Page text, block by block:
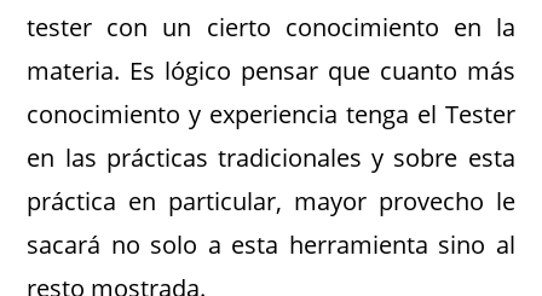
tester con un cierto conocimiento en la
materia. Es lógico pensar que cuanto más
conocimiento y experiencia tenga el Tester
en las prácticas tradicionales y sobre esta
práctica en particular, mayor provecho le
sacará no solo a esta herramienta sino al
resto mostrada.